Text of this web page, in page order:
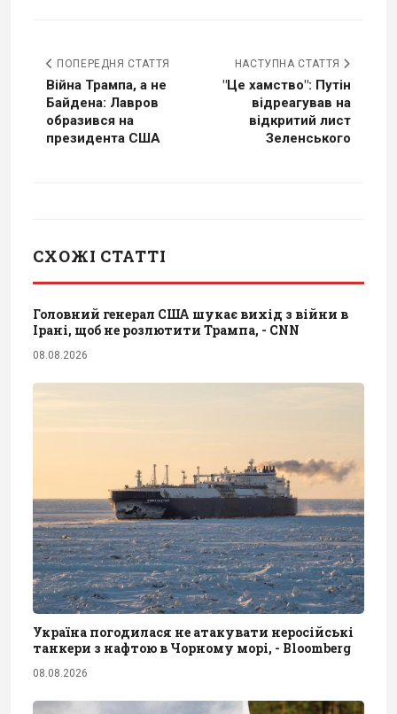
ПОПЕРЕДНЯ СТАТТЯ
Війна Трампа, а не
Байдена: Лавров
образився на
президента США
НАСТУПНА СТАТТЯ
"Це хамство": Путін
відреагував на
відкритий лист
Зеленського
СХОЖІ СТАТТІ
Головний генерал США шукає вихід з війни в
Ірані, щоб не розлютити Трампа, - CNN
08.08.2026
Україна погодилася не атакувати неросійські
танкери з нафтою в Чорному морі, - Bloomberg
08.08.2026